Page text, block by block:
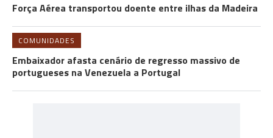
Força Aérea transportou doente entre ilhas da Madeira
COMUNIDADES
Embaixador afasta cenário de regresso massivo de
portugueses na Venezuela a Portugal